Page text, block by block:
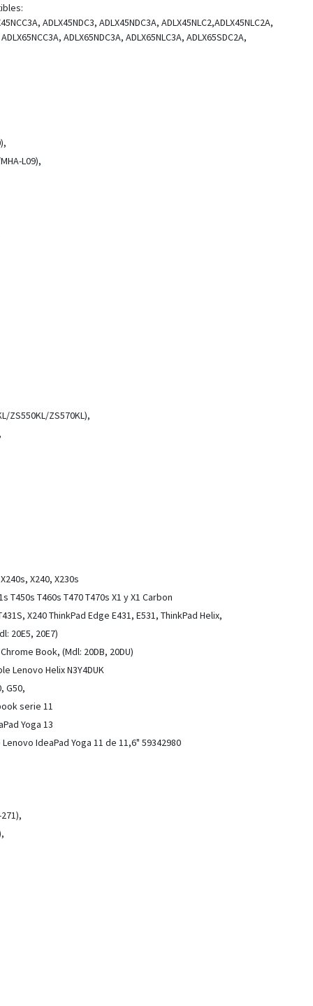
ADLX45NDC3, ADLX45NDC3A, ADLX45NLC2,ADLX45NLC2A,
ADLX65NDC3A, ADLX65NLC3A, ADLX65SDC2A,
L09),
ZS550KL/ZS570KL),
X240, X230s
T450s T460s T470 T470s X1 y X1 Carbon
X240 ThinkPad Edge E431, E531, ThinkPad Helix,
20E5, 20E7)
Book, (Mdl: 20DB, 20DU)
Lenovo Helix N3Y4DUK
G50,
serie 11
Yoga 13
IdeaPad Yoga 11 de 11,6" 59342980